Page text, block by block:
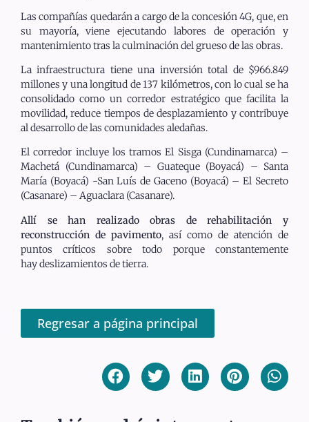
Las compañías quedarán a cargo de la concesión 4G, que, en
su mayoría, viene ejecutando labores de operación y
mantenimiento tras la culminación del grueso de las obras.
La infraestructura tiene una inversión total de $966.849
millones y una longitud de 137 kilómetros, con lo cual se ha
consolidado como un corredor estratégico que facilita la
movilidad, reduce tiempos de desplazamiento y contribuye
al desarrollo de las comunidades aledañas.
El corredor incluye los tramos El Sisga (Cundinamarca) –
Machetá (Cundinamarca) – Guateque (Boyacá) – Santa
María (Boyacá) -San Luís de Gaceno (Boyacá) – El Secreto
(Casanare) – Aguaclara (Casanare).
Allí se han realizado obras de rehabilitación y
reconstrucción de pavimento, así como de atención de
puntos críticos sobre todo porque constantemente
hay deslizamientos de tierra.
Regresar a página principal